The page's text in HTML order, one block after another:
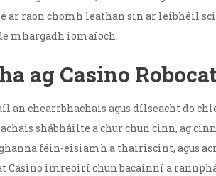
raon chomh leathan sin ar leibhéil
mhargadh iomaíoch.
ag Casino Robocat
chearrbhachais agus dílseacht do
shábháilte a chur chun cinn, ag
féin-eisiamh a thairiscint, agus
Casino imreoirí chun bacainní a